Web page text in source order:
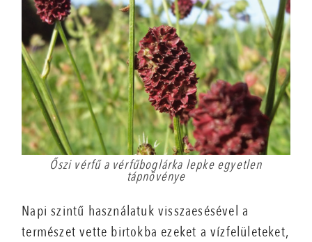
Őszi vérfű a vérfűboglárka lepke egyetlen
tápnövénye
Napi szintű használatuk visszaesésével a
természet vette birtokba ezeket a vízfelületeket,